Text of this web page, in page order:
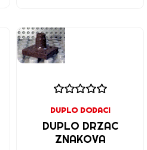
DUPLO DODACI
DUPLO DRZAC
ZNAKOVA